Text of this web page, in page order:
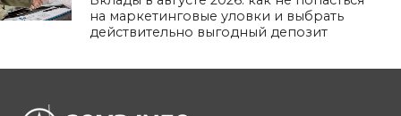
на маркетинговые уловки и выбрать
действительно выгодный депозит